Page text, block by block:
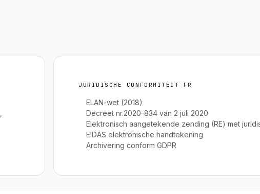
JURIDISCHE CONFORMITEIT FR
ELAN-wet (2018)
Decreet nr.2020-834 van 2 juli 2020
Elektronisch aangetekende zending (RE) met
EIDAS elektronische handtekening
Archivering conform GDPR